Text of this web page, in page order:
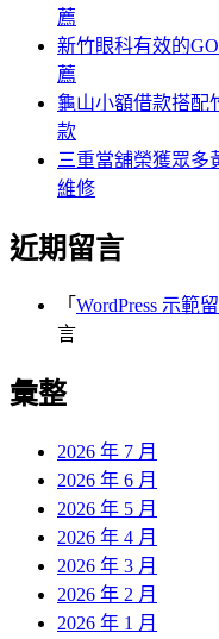
薦
新竹眼科有效的
薦
龜山小額借款搭配
款
三重當舖榮獲眾多
維修
近期留言
「 WordPress 示範
言
彙整
2026 年 7 月
2026 年 6 月
2026 年 5 月
2026 年 4 月
2026 年 3 月
2026 年 2 月
2026 年 1 月